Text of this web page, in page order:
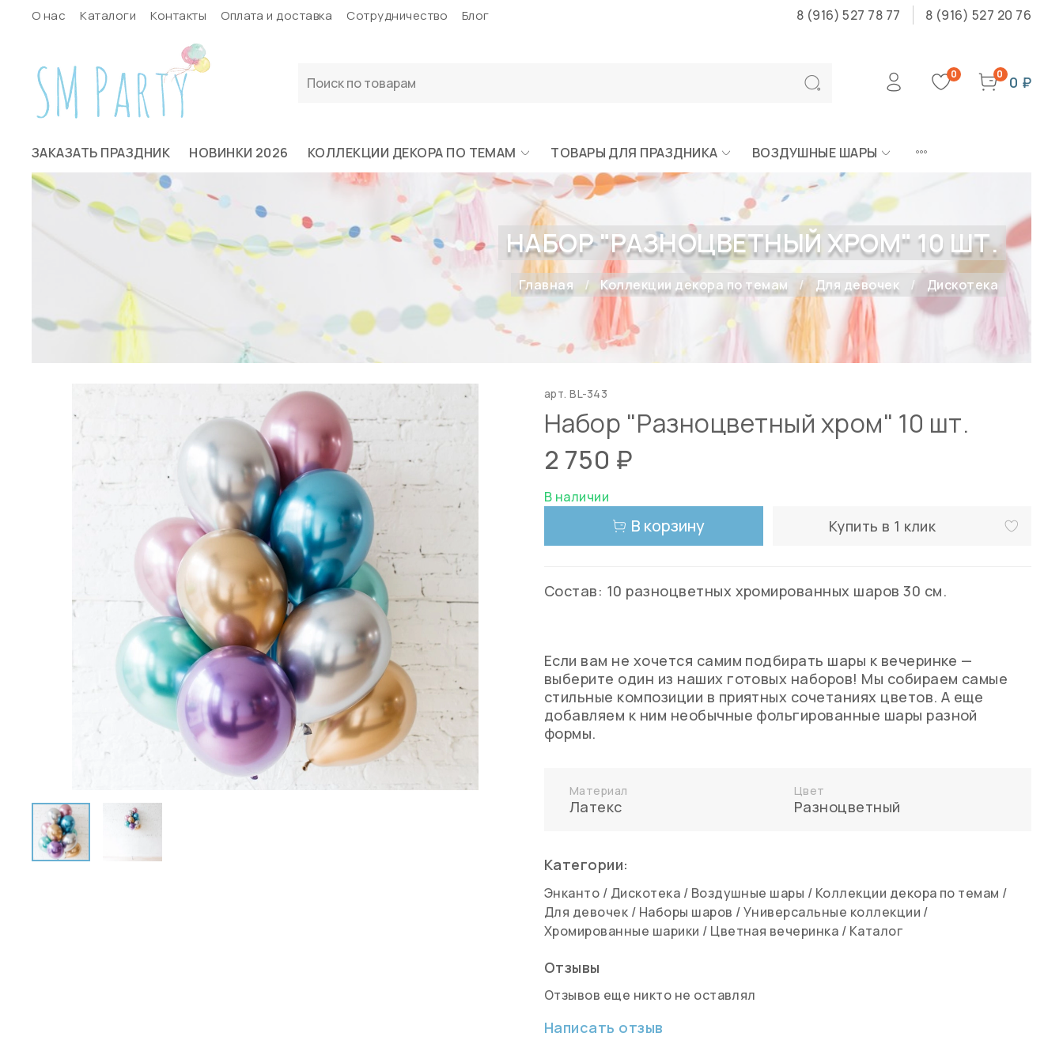
О нас Каталоги Контакты Оплата и доставка Сотрудничество Блог 8 (916) 527 78 77 8 (916) 527 20 76
0 0 0 ₽
ЗАКАЗАТЬ ПРАЗДНИК НОВИНКИ 2026 КОЛЛЕКЦИИ ДЕКОРА ПО ТЕМАМ ТОВАРЫ ДЛЯ ПРАЗДНИКА ВОЗДУШНЫЕ ШАРЫ
НАБОР "РАЗНОЦВЕТНЫЙ ХРОМ" 10 ШТ.
Главная Коллекции декора по темам Для девочек Дискотека
арт.BL-343
Набор "Разноцветный хром" 10 шт.
2 750 ₽
В наличии
В корзину Купить в 1 клик
Состав: 10 разноцветных хромированных шаров 30 см.
Если вам не хочется самим подбирать шары к вечеринке —
выберите один из наших готовых наборов! Мы собираем самые
стильные композиции в приятных сочетаниях цветов. А еще
добавляем к ним необычные фольгированные шары разной
формы.
Материал
Латекс
Цвет
Разноцветный
Категории:
Энканто / Дискотека / Воздушные шары / Коллекции декора по темам /
Для девочек / Наборы шаров /Универсальные коллекции /
Хромированные шарики / Цветная вечеринка / Каталог
Отзывы
Отзывов еще никто не оставлял
Написать отзыв